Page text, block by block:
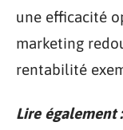
une efficacité
marketing
rentabilité
Lire également :